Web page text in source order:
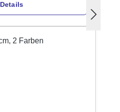
Details